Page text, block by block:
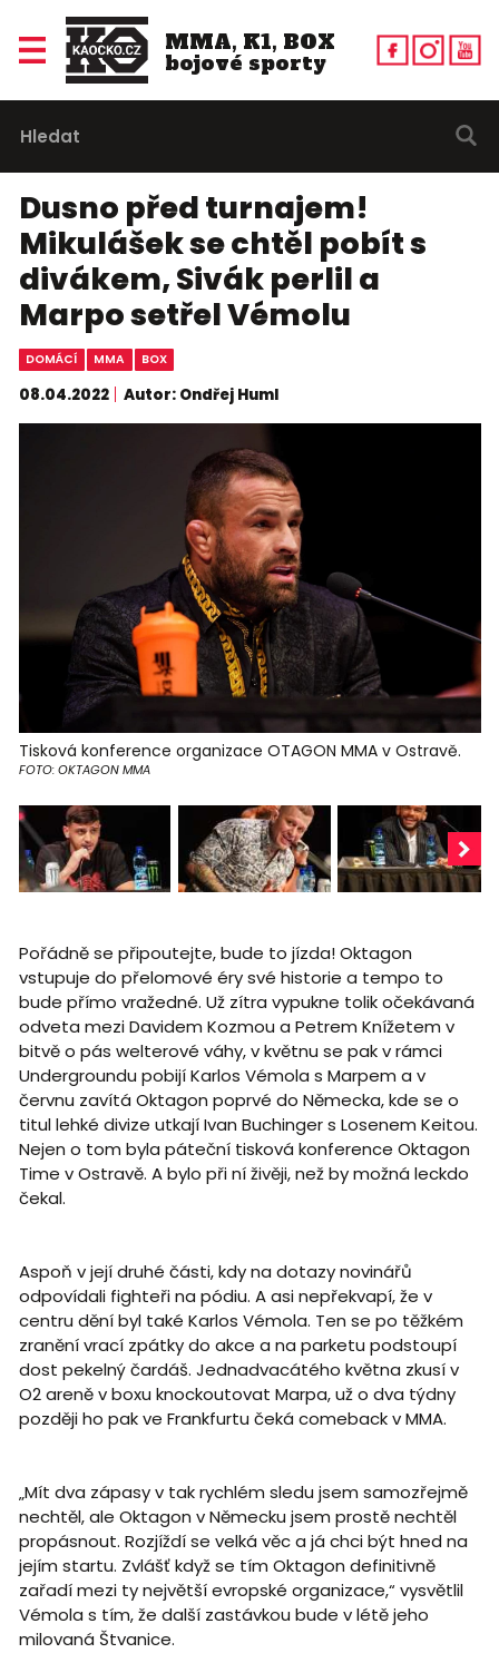
MMA, K1, BOX
bojové sporty
Dusno před turnajem!
Mikulášek se chtěl pobít s
divákem, Sivák perlil a
Marpo setřel Vémolu
DOMÁCÍ MMA BOX
08.04.2022 Autor: Ondřej Huml
Tisková konference organizace OTAGON MMA v Ostravě.
FOTO: OKTAGON MMA
Pořádně se připoutejte, bude to jízda! Oktagon
vstupuje do přelomové éry své historie a tempo to
bude přímo vražedné. Už zítra vypukne tolik očekávaná
odveta mezi Davidem Kozmou a Petrem Knížetem v
bitvě o pás welterové váhy, v květnu se pak v rámci
Undergroundu pobijí Karlos Vémola s Marpem a v
červnu zavítá Oktagon poprvé do Německa, kde se o
titul lehké divize utkají Ivan Buchinger s Losenem Keitou.
Nejen o tom byla páteční tisková konference Oktagon
Time v Ostravě. A bylo při ní živěji, než by možná leckdo
čekal.
Aspoň v její druhé části, kdy na dotazy novinářů
odpovídali fighteři na pódiu. A asi nepřekvapí, že v
centru dění byl také Karlos Vémola. Ten se po těžkém
zranění vrací zpátky do akce a na parketu podstoupí
dost pekelný čardáš. Jednadvacátého května zkusí v
O2 areně v boxu knockoutovat Marpa, už o dva týdny
později ho pak ve Frankfurtu čeká comeback v MMA.
„Mít dva zápasy v tak rychlém sledu jsem samozřejmě
nechtěl, ale Oktagon v Německu jsem prostě nechtěl
propásnout. Rozjíždí se velká věc a já chci být hned na
jejím startu. Zvlášť když se tím Oktagon definitivně
zařadí mezi ty největší evropské organizace,“ vysvětlil
Vémola s tím, že další zastávkou bude v létě jeho
milovaná Štvanice.